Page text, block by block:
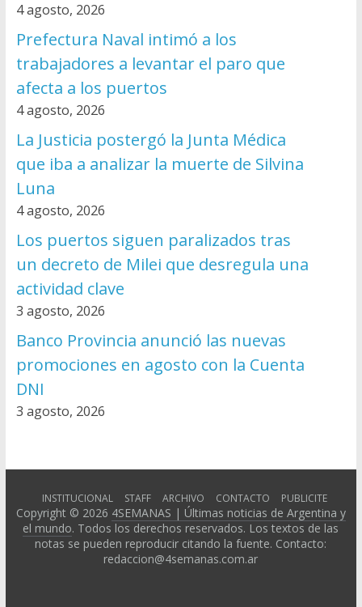
4 agosto, 2026
Prefectura Naval intimó a los
trabajadores a levantar el paro que
afecta a los puertos
4 agosto, 2026
La Justicia postergó la Junta Médica
que iba a analizar la muerte de Silvina
Luna
4 agosto, 2026
Los puertos siguen paralizados tras
un decreto de Milei que desregula una
actividad clave
3 agosto, 2026
Banco Provincia anunció las nuevas
promociones en agosto con la Cuenta
DNI
3 agosto, 2026
INSTITUCIONAL STAFF ARCHIVO CONTACTO PUBLICITE
Copyright © 2026 4SEMANAS | Últimas noticias de Argentina y
el mundo. Todos los derechos reservados. Los textos de las
notas se pueden reproducir citando la fuente. Contacto:
redaccion@4semanas.com.ar